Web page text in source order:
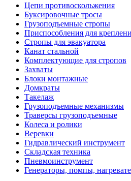
Цепи противоскольжения
Буксировочные тросы
Грузоподъемные стропы
Приспособления для
Стропы для эвакуатора
Канат стальной
Комплектующие для стропов
Захваты
Блоки монтажные
Домкраты
Такелаж
Грузоподъемные механизмы
Траверсы грузоподъемные
Колеса и ролики
Веревки
Гидравлический инструмент
Складская техника
Пневмоинструмент
Генераторы, помпы,